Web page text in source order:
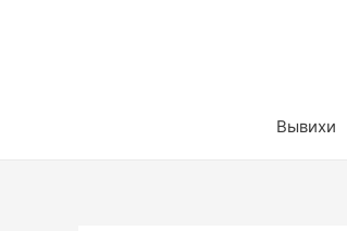
Вывихи